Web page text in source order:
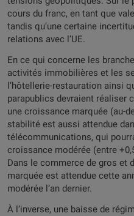
cours du franc, en tant que
tandis qu’une certaine
relations avec l’UE.
En ce qui concerne les
activités immobilières et les
l’hôtellerie-restauration ainsi
parapublics devraient réaliser
une croissance marquée (au-
stabilité est aussi attendue
télécommunications, qui
croissance modérée (entre
Dans le commerce de gros et
marquée est attendue cette
modérée l’an dernier.
À l’inverse, une baisse de